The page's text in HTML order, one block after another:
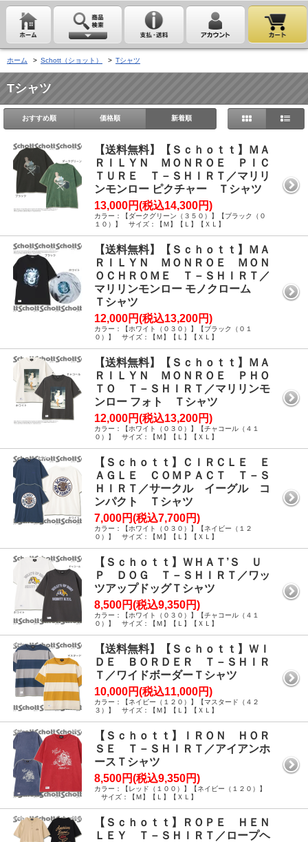
ホーム > Schott（ショット） > Tシャツ
Tシャツ
おすすめ順 価格順 新着順
【送料無料】【Ｓｃｈｏｔｔ】ＭＡ
ＲＩＬＹＮ ＭＯＮＲＯＥ ＰＩＣ
ＴＵＲＥ Ｔ－ＳＨＩＲＴ／マリリ
ンモンロー ピクチャー Ｔシャツ
13,000円(税込14,300円)
カラー：【ダークグリーン（３５０）】【ブラック（０
１０）】 サイズ：【Ｍ】【Ｌ】【ＸＬ】
【送料無料】【Ｓｃｈｏｔｔ】ＭＡ
ＲＩＬＹＮ ＭＯＮＲＯＥ ＭＯＮ
ＯＣＨＲＯＭＥ Ｔ－ＳＨＩＲＴ／
マリリンモンロー モノクローム
Ｔシャツ
12,000円(税込13,200円)
カラー：【ホワイト（０３０）】【ブラック（０１
０）】 サイズ：【Ｍ】【Ｌ】【ＸＬ】
【送料無料】【Ｓｃｈｏｔｔ】ＭＡ
ＲＩＬＹＮ ＭＯＮＲＯＥ ＰＨＯ
ＴＯ Ｔ－ＳＨＩＲＴ／マリリンモ
ンロー フォト Ｔシャツ
12,000円(税込13,200円)
カラー：【ホワイト（０３０）】【チャコール（４１
０）】 サイズ：【Ｍ】【Ｌ】【ＸＬ】
【Ｓｃｈｏｔｔ】ＣＩＲＣＬＥ Ｅ
ＡＧＬＥ ＣＯＭＰＡＣＴ Ｔ－Ｓ
ＨＩＲＴ／サークル イーグル コ
ンパクト Ｔシャツ
7,000円(税込7,700円)
カラー：【ホワイト（０３０）】【ネイビー（１２
０）】 サイズ：【Ｍ】【Ｌ】【ＸＬ】
【Ｓｃｈｏｔｔ】ＷＨＡＴ’Ｓ Ｕ
Ｐ ＤＯＧ Ｔ－ＳＨＩＲＴ／ワッ
ツアップドッグＴシャツ
8,500円(税込9,350円)
カラー：【ホワイト（０３０）】【チャコール（４１
０）】 サイズ：【Ｍ】【Ｌ】【ＸＬ】
【送料無料】【Ｓｃｈｏｔｔ】ＷＩ
ＤＥ ＢＯＲＤＥＲ Ｔ－ＳＨＩＲ
Ｔ／ワイドボーダーＴシャツ
10,000円(税込11,000円)
カラー：【ネイビー（１２０）】【マスタード（４２
３）】 サイズ：【Ｍ】【Ｌ】【ＸＬ】
【Ｓｃｈｏｔｔ】ＩＲＯＮ ＨＯＲ
ＳＥ Ｔ－ＳＨＩＲＴ／アイアンホ
ースＴシャツ
8,500円(税込9,350円)
カラー：【レッド（１００）】【ネイビー（１２０）】
サイズ：【Ｍ】【Ｌ】【ＸＬ】
【Ｓｃｈｏｔｔ】ＲＯＰＥ ＨＥＮ
ＬＥＹ Ｔ－ＳＨＩＲＴ／ロープヘ